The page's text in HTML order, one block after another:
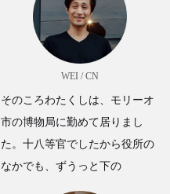
WEI / CN
そのころわたくしは、モリーオ
市の博物局に勤めて居りまし
た。十八等官でしたから役所の
なかでも、ずうっと下の